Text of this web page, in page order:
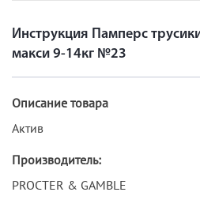
Инструкция Памперс
макси 9-14кг №23
Описание товара
Актив
Производитель:
PROCTER & GAMBLE